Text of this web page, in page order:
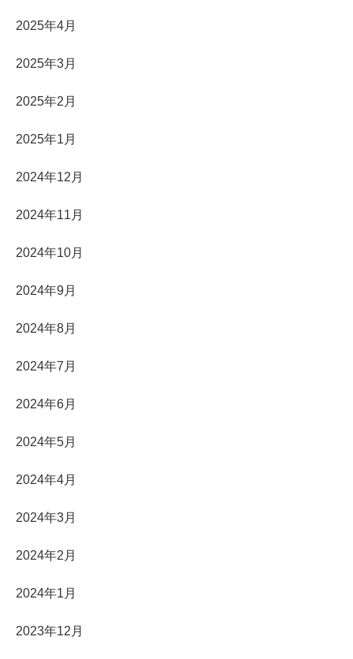
2025年4月
2025年3月
2025年2月
2025年1月
2024年12月
2024年11月
2024年10月
2024年9月
2024年8月
2024年7月
2024年6月
2024年5月
2024年4月
2024年3月
2024年2月
2024年1月
2023年12月